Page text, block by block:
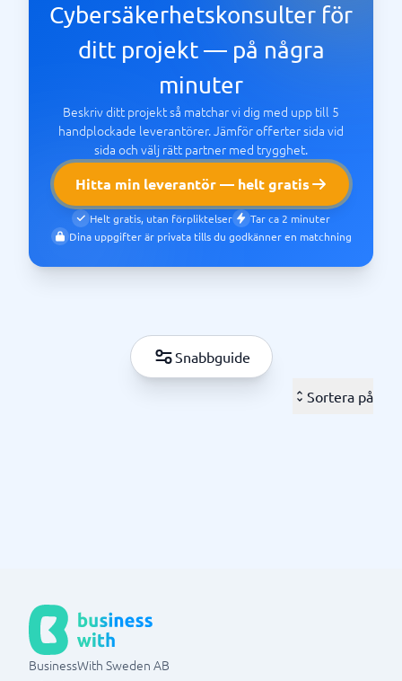
Cybersäkerhetskonsulter för
ditt projekt — på några
minuter
Beskriv ditt projekt så matchar vi dig med upp till 5
handplockade leverantörer. Jämför offerter sida vid
sida och välj rätt partner med trygghet.
Hitta min leverantör — helt gratis
Helt gratis, utan förpliktelser
Tar ca 2 minuter
Dina uppgifter är privata tills du godkänner en matchning
Snabbguide
Sortera på
BusinessWith Sweden AB